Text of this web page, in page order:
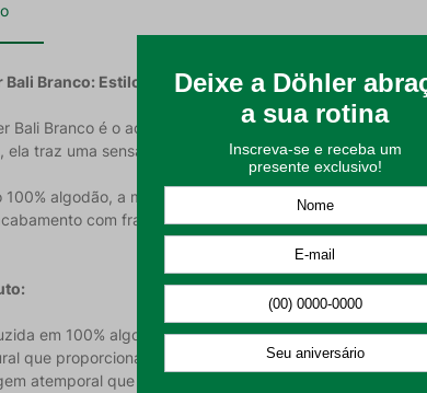
Branco: Estilo e Aconchego para o seu Lar
Bali Branco é o acessório indispensável para quem
ela traz uma sensação de limpeza, frescor e amplitude
algodão, a manta Bali oferece um toque
com franjas, que confere textura e
em 100% algodão, garantindo naturalidade, conforto
que proporciona uma sensação agradável e suave em
atemporal que agrega valor estético e um visual rico ao